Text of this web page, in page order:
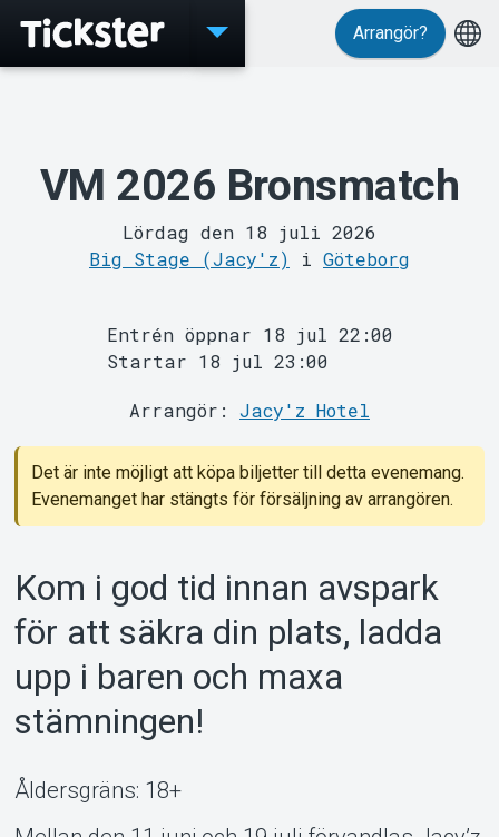
Evenemang
MyTickster
Arrangör?
VM 2026 Bronsmatch
Lördag den 18 juli 2026
Big Stage (Jacy'z) i Göteborg
Entrén öppnar 18 jul 22:00
Startar 18 jul 23:00
Arrangör: Jacy'z Hotel
Det är inte möjligt att köpa biljetter till detta evenemang.
Evenemanget har stängts för försäljning av arrangören.
Kom i god tid innan avspark
för att säkra din plats, ladda
upp i baren och maxa
stämningen!
Åldersgräns: 18+